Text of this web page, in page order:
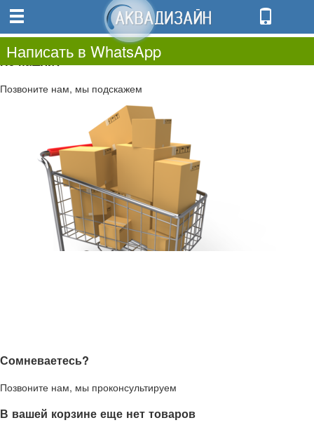
0.00
0
Не нашли?
Позвоните нам, мы подскажем
Сомневаетесь?
Позвоните нам, мы проконсультируем
В вашей корзине еще нет товаров
Написать в WhatsApp